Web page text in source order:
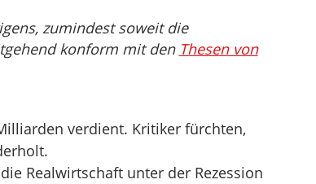
zumindest soweit die
konform mit den Thesen von
verdient. Kritiker fürchten,
Realwirtschaft unter der Rezession